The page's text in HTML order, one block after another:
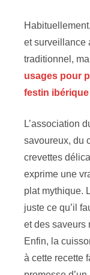
et surveillance
traditionnel,
usages pour
festin
L’association
savoureux, du
crevettes
exprime une
plat mythique.
juste ce qu’il
et des saveurs
Enfin, la
à cette recette